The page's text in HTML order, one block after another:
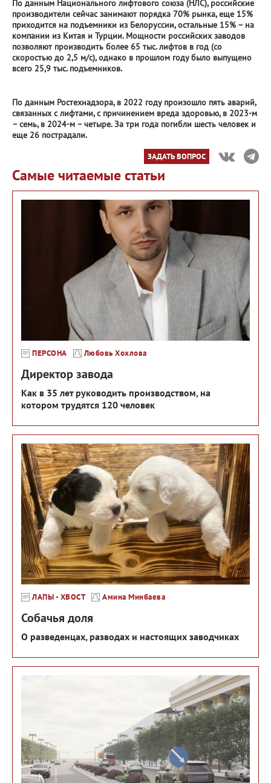
По данным Национального лифтового союза (НЛС), российские
производители сейчас занимают порядка 70% рынка, еще 15%
приходится на подъемники из Белоруссии, остальные 15% – на
компании из Китая и Турции. Мощности российских заводов
позволяют производить более 65 тыс. лифтов в год (со
скоростью до 2,5 м/с), однако в прошлом году было выпущено
всего 25,9 тыс. подъемников.
По данным Ростехнадзора, в 2022 году произошло пять аварий,
связанных с лифтами, с причинением вреда здоровью, в 2023-м
– семь, в 2024-м – четыре. За три года погибли шесть человек и
еще 26 пострадали.
ЗАДАТЬ ВОПРОС
Самые читаемые статьи
ПЕРСОНА Любовь Хохлова
Директор завода
Как в 35 лет руководить производством, на
котором трудятся 120 человек
ЛАПЫ - ХВОСТ Амина Минбаева
Собачья доля
О разведенцах, разводах и настоящих заводчиках